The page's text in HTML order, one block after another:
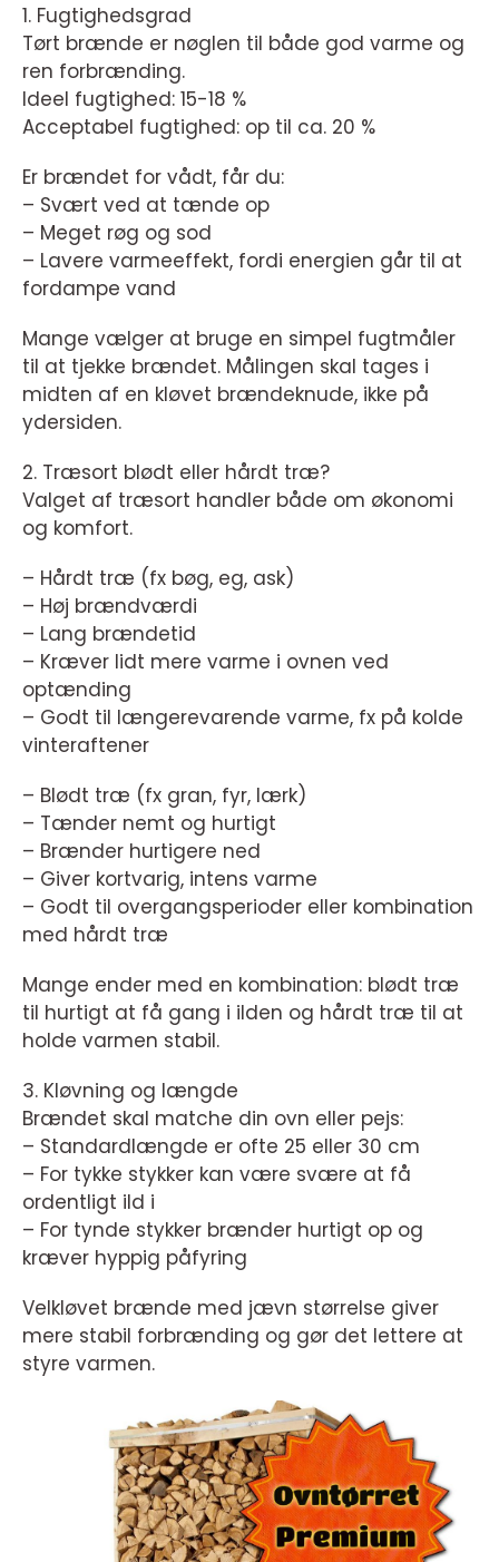
1. Fugtighedsgrad
Tørt brænde er nøglen til både god varme og
ren forbrænding.
Ideel fugtighed: 15-18 %
Acceptabel fugtighed: op til ca. 20 %
Er brændet for vådt, får du:
– Svært ved at tænde op
– Meget røg og sod
– Lavere varmeeffekt, fordi energien går til at
fordampe vand
Mange vælger at bruge en simpel fugtmåler
til at tjekke brændet. Målingen skal tages i
midten af en kløvet brændeknude, ikke på
ydersiden.
2. Træsort blødt eller hårdt træ?
Valget af træsort handler både om økonomi
og komfort.
– Hårdt træ (fx bøg, eg, ask)
– Høj brændværdi
– Lang brændetid
– Kræver lidt mere varme i ovnen ved
optænding
– Godt til længerevarende varme, fx på kolde
vinteraftener
– Blødt træ (fx gran, fyr, lærk)
– Tænder nemt og hurtigt
– Brænder hurtigere ned
– Giver kortvarig, intens varme
– Godt til overgangsperioder eller kombination
med hårdt træ
Mange ender med en kombination: blødt træ
til hurtigt at få gang i ilden og hårdt træ til at
holde varmen stabil.
3. Kløvning og længde
Brændet skal matche din ovn eller pejs:
– Standardlængde er ofte 25 eller 30 cm
– For tykke stykker kan være svære at få
ordentligt ild i
– For tynde stykker brænder hurtigt op og
kræver hyppig påfyring
Velkløvet brænde med jævn størrelse giver
mere stabil forbrænding og gør det lettere at
styre varmen.